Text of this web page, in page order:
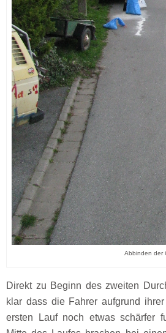
Abbinden der
Direkt zu Beginn des zweiten
klar dass die Fahrer aufgrund
ersten Lauf noch etwas schärfer